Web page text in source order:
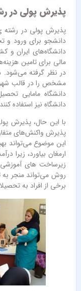
پذیرش پولی در
پذیرش پولی در رشته
دانشجو برای ورود و
دانشگاه‌های ایران و
مالی برای تامین
در نظر گرفته می‌شود.
مشخص را در قالب
دانشگاه مامایی
دانشگاه نیز استفاده
با این حال، پذیرش
پذیرش واکنش‌های
این موضوع می‌تواند
ارمغان بیاورد، زیرا
زیرساخت‌ های آموزشی
روش می‌تواند منجر
برخی از افراد به